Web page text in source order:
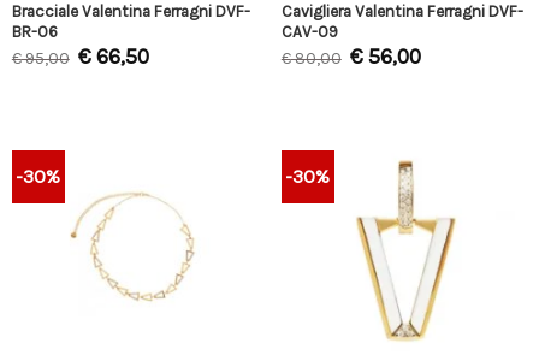
Bracciale Valentina Ferragni DVF-
BR-06
€95,00 €66,50
Cavigliera Valentina Ferragni DVF-
CAV-09
€80,00 €56,00
-30% -30%